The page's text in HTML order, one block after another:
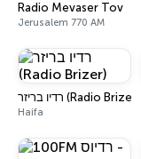
Radio Mevaser Tov
Jerusalem 770 AM
רדיו בריזר (Radio Brizer)
Haifa